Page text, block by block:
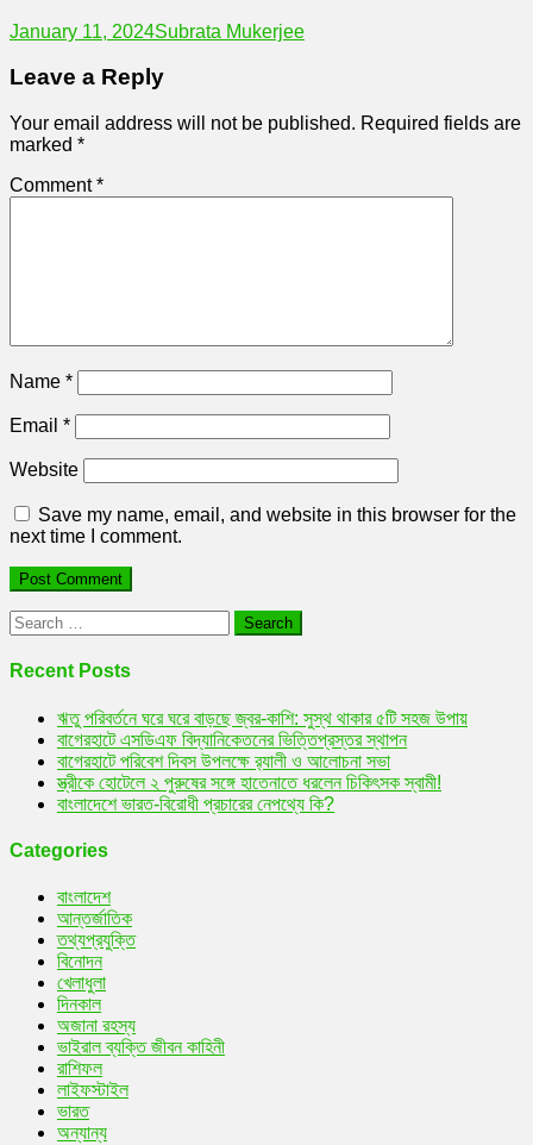
January 11, 2024Subrata Mukerjee
Leave a Reply
Your email address will not be published. Required fields are
marked *
Comment*
Name *
Email *
Website
Save my name, email, and website in this browser for the
next time I comment.
Search
for:
Recent Posts
ঋতু পরিবর্তনে ঘরে ঘরে বাড়ছে জ্বর-কাশি: সুস্থ থাকার ৫টি সহজ উপায়
বাগেরহাটে এসডিএফ বিদ্যানিকেতনের ভিত্তিপ্রস্তর স্থাপন
বাগেরহাটে পরিবেশ দিবস উপলক্ষে র‌্যালী ও আলোচনা সভা
স্ত্রীকে হোটেলে ২ পুরুষের সঙ্গে হাতেনাতে ধরলেন চিকিৎসক স্বামী!
বাংলাদেশে ভারত-বিরোধী প্রচারের নেপথ্যে কি?
Categories
বাংলাদেশ
আন্তর্জাতিক
তথ্যপ্রযুক্তি
বিনোদন
খেলাধুলা
দিনকাল
অজানা রহস্য
ভাইরাল ব্যক্তি জীবন কাহিনী
রাশিফল
লাইফস্টাইল
ভারত
অন্যান্য